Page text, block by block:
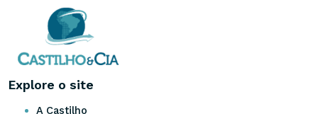
Explore o site
A Castilho